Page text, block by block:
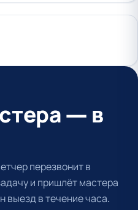
— в
перезвонит в
и пришлёт мастера
выезд в течение часа.